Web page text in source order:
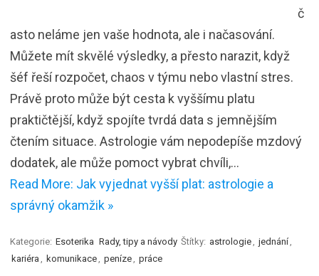
č
asto neláme jen vaše hodnota, ale i načasování.
Můžete mít skvělé výsledky, a přesto narazit, když
šéf řeší rozpočet, chaos v týmu nebo vlastní stres.
Právě proto může být cesta k vyššímu platu
praktičtější, když spojíte tvrdá data s jemnějším
čtením situace. Astrologie vám nepodepíše mzdový
dodatek, ale může pomoct vybrat chvíli,…
Read More: Jak vyjednat vyšší plat: astrologie a
správný okamžik »
Kategorie: Esoterika Rady, tipy a návody Štítky: astrologie jednání
kariéra
komunikace peníze práce